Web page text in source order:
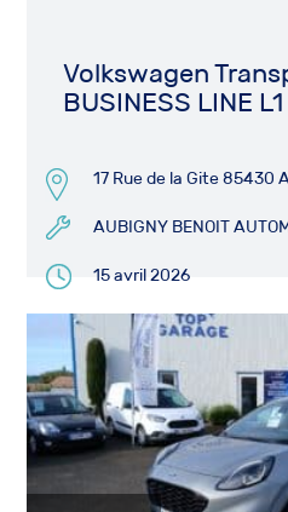
Volkswagen
BUSINESS LINE
17 Rue de la Gite 85430
AUBIGNY BENOIT
15 avril 2026